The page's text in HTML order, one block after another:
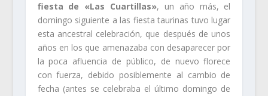
fiesta de «Las Cuartillas», un año más, el
domingo siguiente a las fiesta taurinas tuvo lugar
esta ancestral celebración, que después de unos
años en los que amenazaba con desaparecer por
la poca afluencia de público, de nuevo florece
con fuerza, debido posiblemente al cambio de
fecha (antes se celebraba el último domingo de